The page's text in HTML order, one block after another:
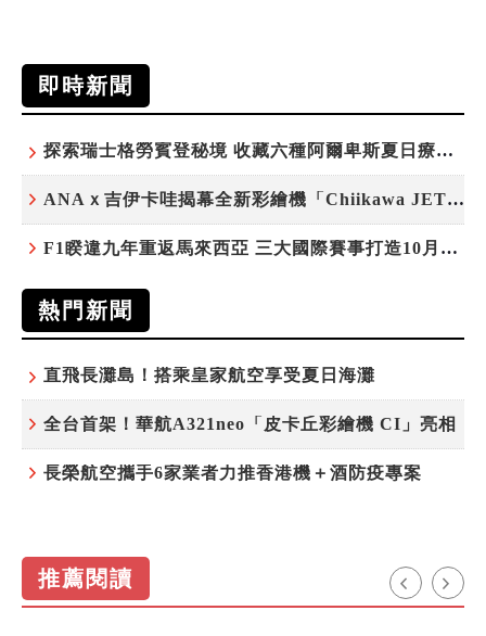
即時新聞
探索瑞士格勞賓登秘境 收藏六種阿爾卑斯夏日療癒之旅
ANAｘ吉伊卡哇揭幕全新彩繪機「Chiikawa JET」
F1睽違九年重返馬來西亞 三大國際賽事打造10月運動旅遊熱潮 賽車、自行車、路跑同週登場
熱門新聞
直飛長灘島！搭乘皇家航空享受夏日海灘
全台首架！華航A321neo「皮卡丘彩繪機 CI」亮相
長榮航空攜手6家業者力推香港機＋酒防疫專案
推薦閱讀